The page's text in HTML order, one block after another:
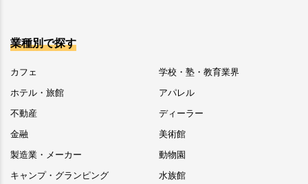
業種別で探す
カフェ
ホテル・旅館
不動産
金融
製造業・メーカー
キャンプ・グランピング
学校・塾・教育業界
アパレル
ディーラー
美術館
動物園
水族館